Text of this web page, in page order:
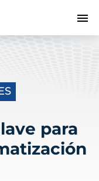
para